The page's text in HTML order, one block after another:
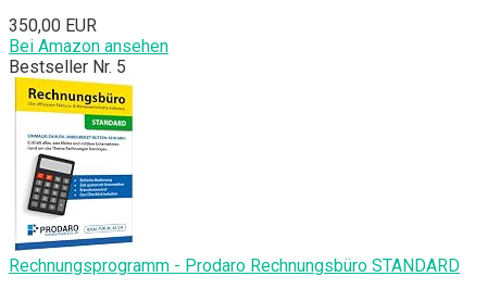
350,00 EUR
Bei Amazon ansehen
Bestseller Nr. 5
Rechnungsprogramm - Prodaro Rechnungsbüro STANDARD